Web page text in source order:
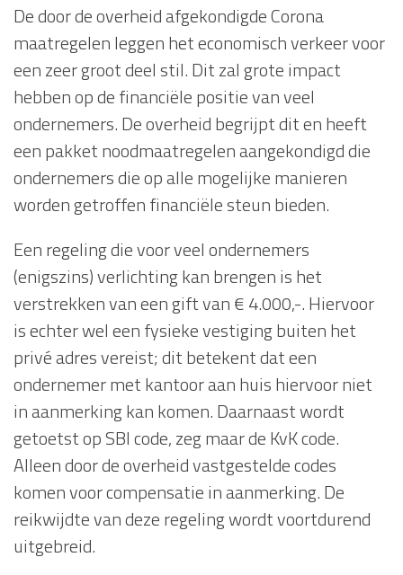
De door de overheid afgekondigde Corona
maatregelen leggen het economisch verkeer voor
een zeer groot deel stil. Dit zal grote impact
hebben op de financiële positie van veel
ondernemers. De overheid begrijpt dit en heeft
een pakket noodmaatregelen aangekondigd die
ondernemers die op alle mogelijke manieren
worden getroffen financiële steun bieden.
Een regeling die voor veel ondernemers
(enigszins) verlichting kan brengen is het
verstrekken van een gift van € 4.000,-. Hiervoor
is echter wel een fysieke vestiging buiten het
privé adres vereist; dit betekent dat een
ondernemer met kantoor aan huis hiervoor niet
in aanmerking kan komen. Daarnaast wordt
getoetst op SBI code, zeg maar de KvK code.
Alleen door de overheid vastgestelde codes
komen voor compensatie in aanmerking. De
reikwijdte van deze regeling wordt voortdurend
uitgebreid.